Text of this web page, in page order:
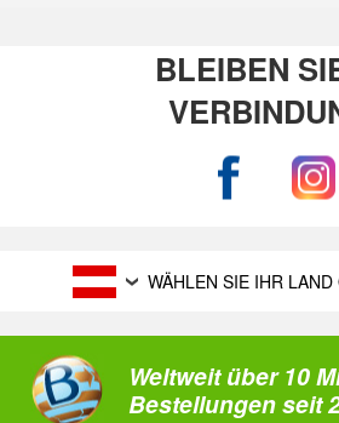
BLEIBEN
WÄHLEN SIE IHR
Weltweit über 10
Bestellungen seit